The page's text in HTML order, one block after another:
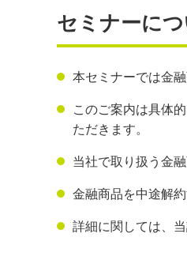
セミナーに
本セミナーでは金
このご案内は具体
ただきます。
当社で取り扱う金
金融商品を中途解
詳細に関しては、